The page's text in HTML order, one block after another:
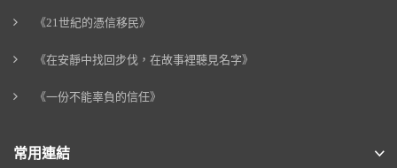
《21世紀的憑信移民》
《在安靜中找回步伐，在故事裡聽見名字》
《一份不能辜負的信任》
常用連結